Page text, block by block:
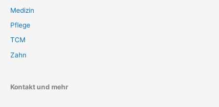
Medizin
Pflege
TCM
Zahn
Kontakt und mehr